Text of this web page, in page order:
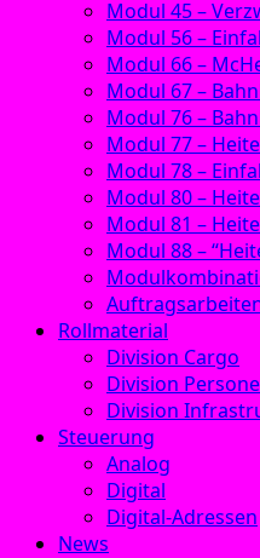
Modul 45 –
Modul 56 –
Modul 66 –
Modul 67 –
Modul 76 –
Modul 77 –
Modul 78 –
Modul 80 –
Modul 81 –
Modul 88 –
Rollmaterial
Division Cargo
Division
Division
Steuerung
Analog
Digital
Digital-Adressen
News